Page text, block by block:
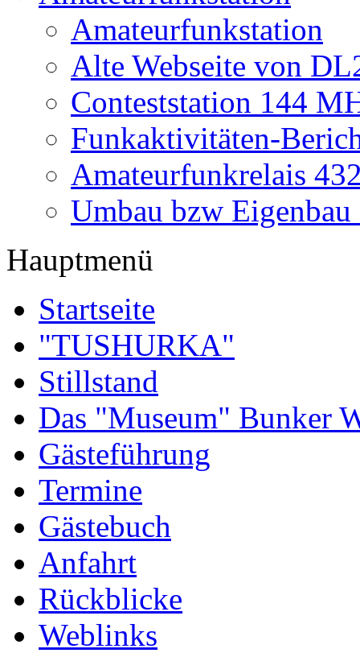
Amateurfunkstation
Alte Webseite von
Conteststation 144
Funkaktivitäten-
Amateurfunkrelais
Umbau bzw
Hauptmenü
Startseite
"TUSHURKA"
Stillstand
Das "Museum" Bunker
Gästeführung
Termine
Gästebuch
Anfahrt
Rückblicke
Weblinks